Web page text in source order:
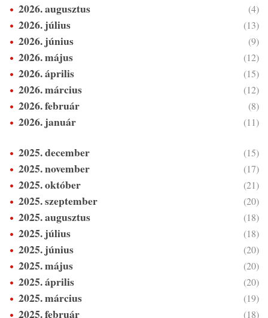
2026. augusztus (4)
2026. július (13)
2026. június (9)
2026. május (12)
2026. április (15)
2026. március (12)
2026. február (8)
2026. január (11)
2025. december (15)
2025. november (17)
2025. október (21)
2025. szeptember (20)
2025. augusztus (18)
2025. július (18)
2025. június (20)
2025. május (20)
2025. április (20)
2025. március (19)
2025. február (18)